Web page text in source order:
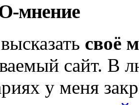
мнение
своё
сайт. В
у меня